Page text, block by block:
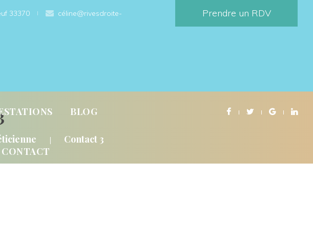
33370 céline@rivesdroite- Prendre un RDV
CONSULTATIONS
BLOG
CONTACT
| Contact 3